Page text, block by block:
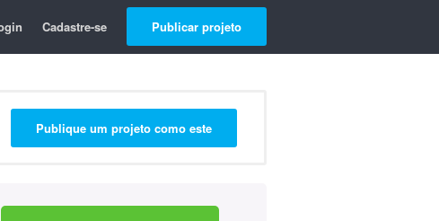
Cadastre-se Publicar projeto
Publique um projeto como este